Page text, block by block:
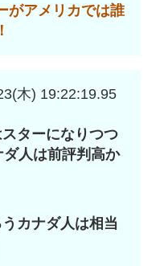
がアメリカでは誰
木) 19:22:19.95
ターになりつつ
人は前評判高か
カナダ人は相当